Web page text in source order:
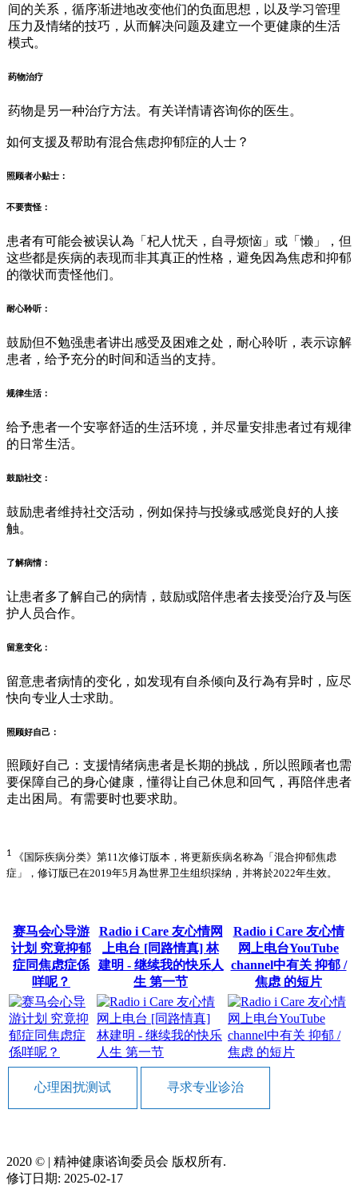
间的关系，循序渐进地改变他们的负面思想，以及学习管理
压力及情绪的技巧，从而解决问题及建立一个更健康的生活
模式。
药物治疗
药物是另一种治疗方法。有关详情请咨询你的医生。
如何支援及帮助有混合焦虑抑郁症的人士？
照顾者小贴士：
不要责怪：
患者有可能会被误认為「杞人忧天，自寻烦恼」或「懒」，但
这些都是疾病的表现而非其真正的性格，避免因為焦虑和抑郁
的徵状而责怪他们。
耐心聆听：
鼓励但不勉强患者讲出感受及困难之处，耐心聆听，表示谅解
患者，给予充分的时间和适当的支持。
规律生活：
给予患者一个安寧舒适的生活环境，并尽量安排患者过有规律
的日常生活。
鼓励社交：
鼓励患者维持社交活动，例如保持与投缘或感觉良好的人接
触。
了解病情：
让患者多了解自己的病情，鼓励或陪伴患者去接受治疗及与医
护人员合作。
留意变化：
留意患者病情的变化，如发现有自杀倾向及行為有异时，应尽
快向专业人士求助。
照顾好自己：
照顾好自己：支援情绪病患者是长期的挑战，所以照顾者也需
要保障自己的身心健康，懂得让自己休息和回气，再陪伴患者
走出困局。有需要时也要求助。
1
《国际疾病分类》第11次修订版本，将更新疾病名称為「混合抑郁焦虑
症」，修订版已在2019年5月為世界卫生组织採纳，并将於2022年生效。
赛马会心导游
计划 究竟抑郁
症同焦虑症係
咩呢？
Radio i Care 友心情网
上电台 [同路情真] 林
建明 - 继续我的快乐人
生 第一节
Radio i Care 友心情
网上电台YouTube
channel中有关 抑郁 /
焦虑 的短片
心理困扰测试 寻求专业诊治
2020 ©️ | 精神健康谘询委员会 版权所有.
修订日期: 2025-02-17